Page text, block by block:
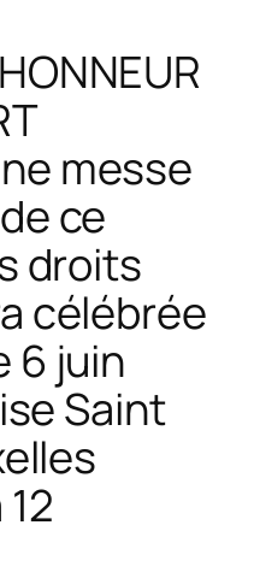
messe
ce
droits
célébrée
6 juin
Saint